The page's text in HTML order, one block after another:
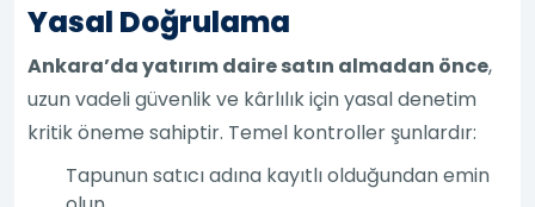
Yasal Doğrulama
Ankara’da yatırım daire satın almadan önce,
uzun vadeli güvenlik ve kârlılık için yasal denetim
kritik öneme sahiptir. Temel kontroller şunlardır:
Tapunun satıcı adına kayıtlı olduğundan emin